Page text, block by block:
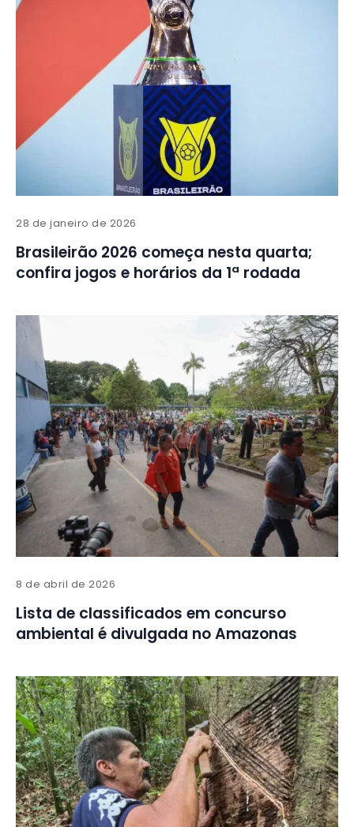
28 de janeiro de 2026
Brasileirão 2026 começa nesta quarta;
confira jogos e horários da 1ª rodada
8 de abril de 2026
Lista de classificados em concurso
ambiental é divulgada no Amazonas